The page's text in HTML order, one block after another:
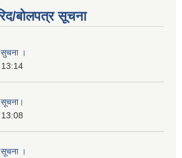
बोलपत्र सूचना
सुचना ।
सूचना।
सूचना ।